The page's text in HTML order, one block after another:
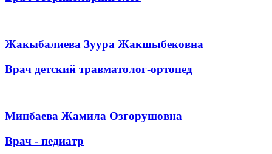
Жакыбалиева Зуура Жакшыбековна
Врач детский травматолог-ортопед
Минбаева Жамила Озгорушовна
Врач - педиатр